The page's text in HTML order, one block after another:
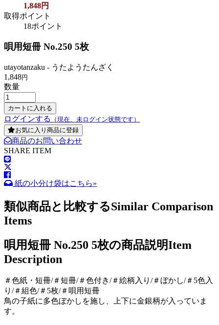
1,848円
取得ポイント
18ポイント
唄用短冊 No.250 5枚
utayotanzaku - うたようたんざく
1,848円
数量
ログインする
（現在、未ログイン状態です）
お気に入り商品に登録
商品のお問い合わせ
SHARE ITEM
紙の小分け袋はこちら»
類似商品と比較するSimilar Comparison
Items
唄用短冊 No.250 5枚の商品説明Item
Description
＃色紙・短冊/＃短冊/＃色付き/＃絵柄入り/＃ぼかし/＃5色入
り/＃組色/＃5枚/＃唄用短冊
鳥の子紙に多色ぼかしを施し、上下に金銀柄が入っていま
す。